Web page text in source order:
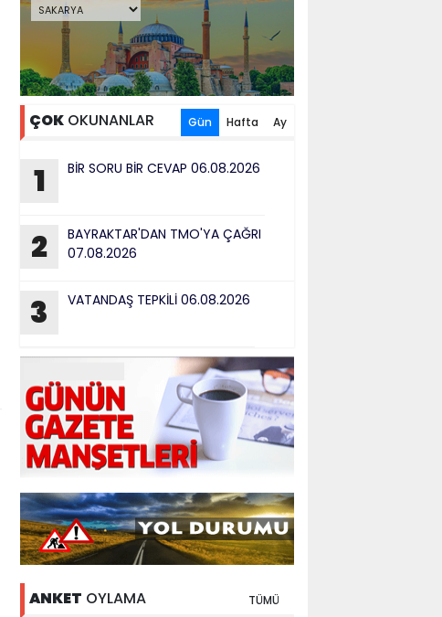
ÇOK OKUNANLAR Gün Hafta Ay
1 BİR SORU BİR CEVAP 06.08.2026
2
BAYRAKTAR'DAN TMO'YA ÇAĞRI
07.08.2026
3 VATANDAŞ TEPKİLİ 06.08.2026
ANKET OYLAMA TÜMÜ